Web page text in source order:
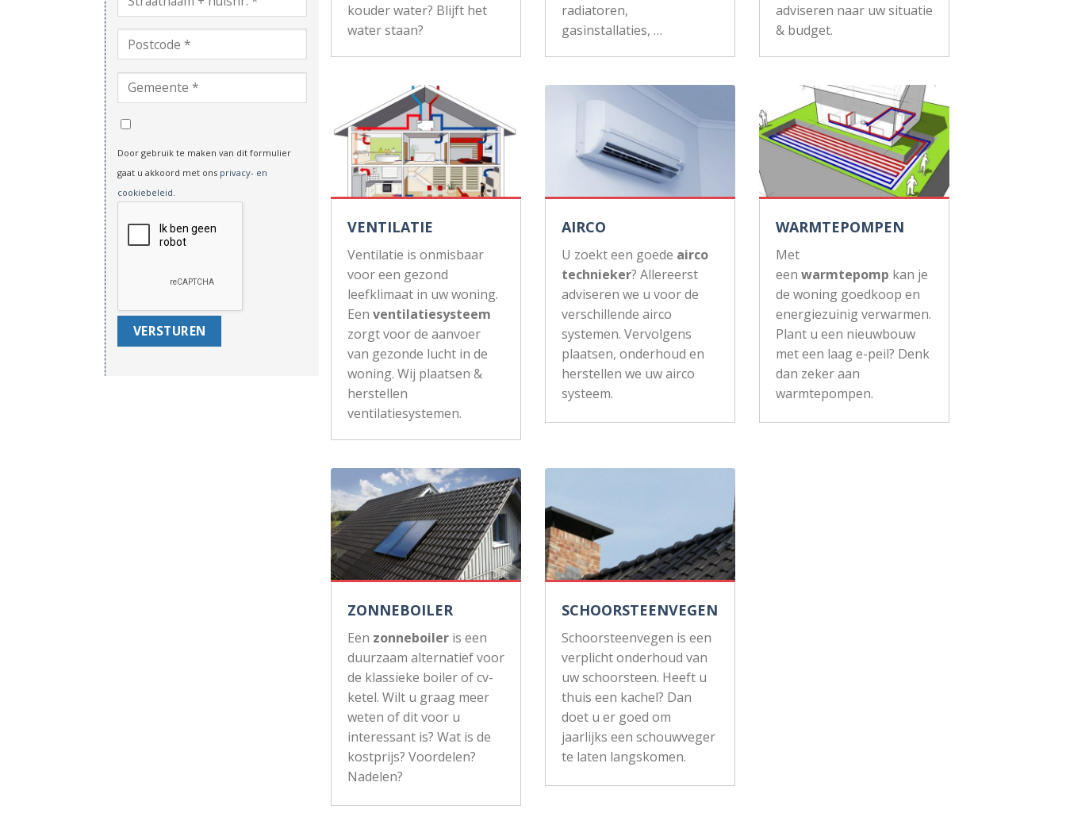
Door gebruik te maken van dit formulier
gaat u akkoord met ons privacy- en
cookiebeleid.
kouder water? Blijft het
water staan?
radiatoren,
gasinstallaties, …
adviseren naar uw situatie
& budget.
VENTILATIE
Ventilatie is onmisbaar
voor een gezond
leefklimaat in uw woning.
Een ventilatiesysteem
zorgt voor de aanvoer
van gezonde lucht in de
woning. Wij plaatsen &
herstellen
ventilatiesystemen.
AIRCO
U zoekt een goede airco
technieker? Allereerst
adviseren we u voor de
verschillende airco
systemen. Vervolgens
plaatsen, onderhoud en
herstellen we uw airco
systeem.
WARMTEPOMPEN
Met
een warmtepomp kan je
de woning goedkoop en
energiezuinig verwarmen.
Plant u een nieuwbouw
met een laag e-peil? Denk
dan zeker aan
warmtepompen.
ZONNEBOILER
Een zonneboiler is een
duurzaam alternatief voor
de klassieke boiler of cv-
ketel. Wilt u graag meer
weten of dit voor u
interessant is? Wat is de
kostprijs? Voordelen?
Nadelen?
SCHOORSTEENVEGEN
Schoorsteenvegen is een
verplicht onderhoud van
uw schoorsteen. Heeft u
thuis een kachel? Dan
doet u er goed om
jaarlijks een schouwveger
te laten langskomen.